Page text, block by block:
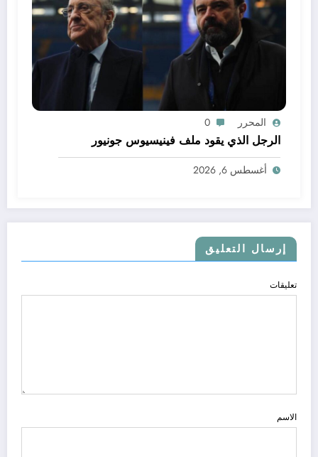
المحرر 0
الرجل الذي يقود ملف فينيسيوس جونيور
أغسطس 6, 2026
إرسال التعليق
تعليقات
الاسم